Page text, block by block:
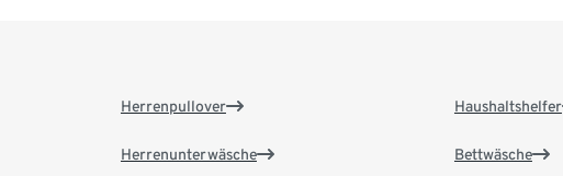
Herrenpullover
Herrenunterwäsche
Haushaltshelfer
Bettwäsche